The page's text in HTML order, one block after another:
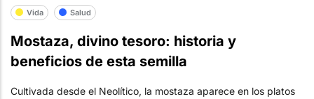
Vida Salud
Mostaza, divino tesoro: historia y
beneficios de esta semilla
Cultivada desde el Neolítico, la mostaza aparece en los platos